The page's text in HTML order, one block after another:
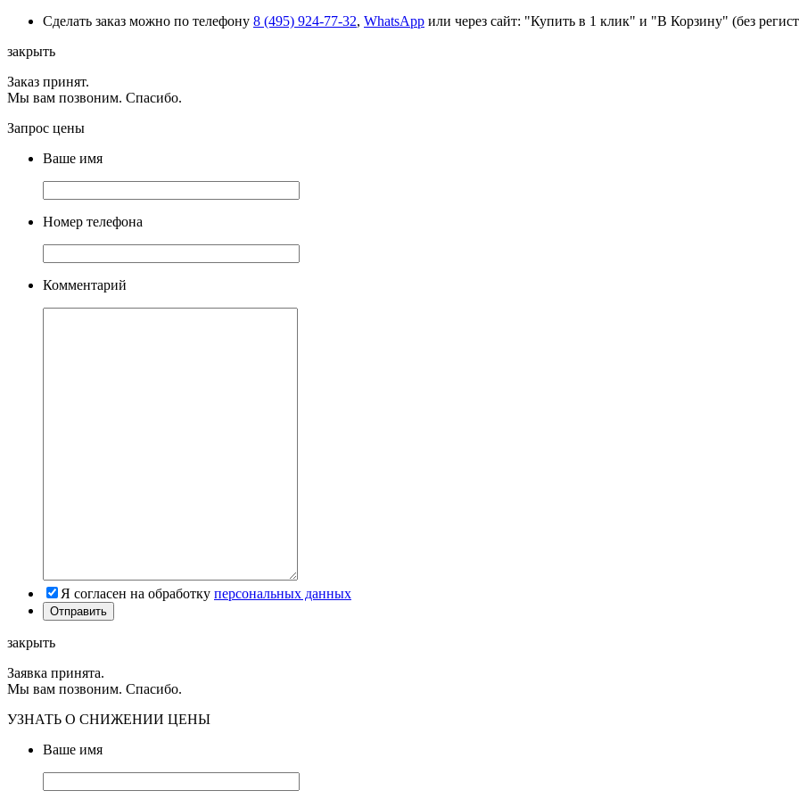
Сделать заказ можно по телефону 8 (495) 924-77-32, WhatsApp или через сайт: "Купить в 1 клик" и "В Корзину" (без
закрыть
Заказ принят.
Мы вам позвоним. Спасибо.
Запрос цены
Ваше имя
Номер телефона
Комментарий
Я согласен на обработку персональных данных
закрыть
Заявка принята.
Мы вам позвоним. Спасибо.
УЗНАТЬ О СНИЖЕНИИ ЦЕНЫ
Ваше имя